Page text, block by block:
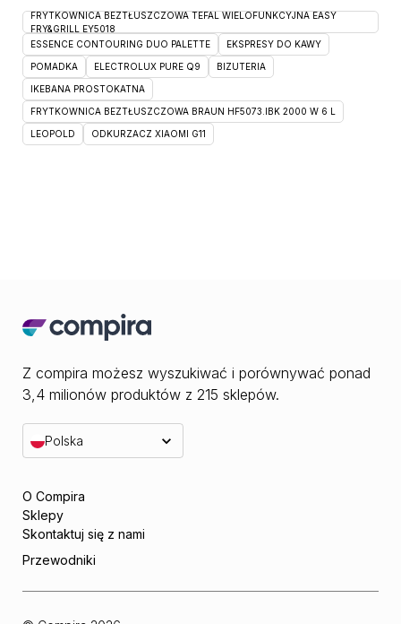
FRYTKOWNICA BEZTŁUSZCZOWA TEFAL WIELOFUNKCYJNA EASY
FRY&GRILL EY5018
ESSENCE CONTOURING DUO PALETTE
EKSPRESY DO KAWY
POMADKA ELECTROLUX PURE Q9 BIZUTERIA
IKEBANA PROSTOKATNA
FRYTKOWNICA BEZTŁUSZCZOWA BRAUN HF5073.IBK 2000 W 6 L
LEOPOLD ODKURZACZ XIAOMI G11
Z compira możesz wyszukiwać i porównywać ponad
3,4 milionów produktów z 215 sklepów.
Polska
O Compira
Sklepy
Skontaktuj się z nami
Przewodniki